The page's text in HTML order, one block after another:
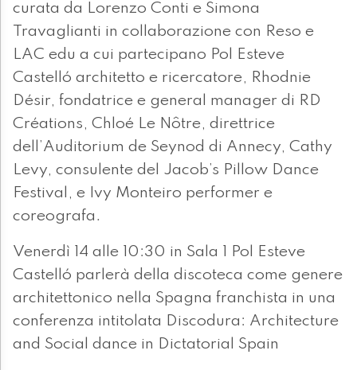
curata da Lorenzo Conti e Simona
Travaglianti in collaborazione con Reso e
LAC edu a cui partecipano Pol Esteve
Castelló architetto e ricercatore, Rhodnie
Désir, fondatrice e general manager di RD
Créations, Chloé Le Nôtre, direttrice
dell’Auditorium de Seynod di Annecy, Cathy
Levy, consulente del Jacob’s Pillow Dance
Festival, e Ivy Monteiro performer e
coreografa.
Venerdì 14 alle 10:30 in Sala 1 Pol Esteve
Castelló parlerà della discoteca come genere
architettonico nella Spagna franchista in una
conferenza intitolata Discodura: Architecture
and Social dance in Dictatorial Spain